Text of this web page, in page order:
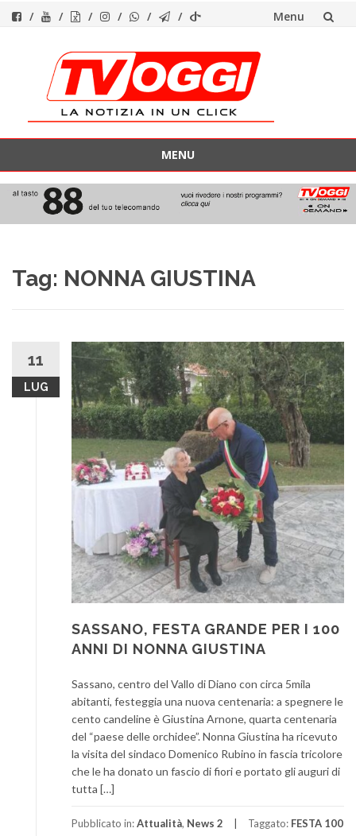
Menu
contenuto
MENU
contenuto
Tag: NONNA GIUSTINA
11
LUG
SASSANO, FESTA GRANDE PER I 100
ANNI DI NONNA GIUSTINA
Sassano, centro del Vallo di Diano con circa 5mila
abitanti, festeggia una nuova centenaria: a spegnere le
cento candeline è Giustina Arnone, quarta centenaria
del “paese delle orchidee”. Nonna Giustina ha ricevuto
la visita del sindaco Domenico Rubino in fascia tricolore
che le ha donato un fascio di fiori e portato gli auguri di
tutta […]
Pubblicato in:Attualità, News 2 Taggato: FESTA 100